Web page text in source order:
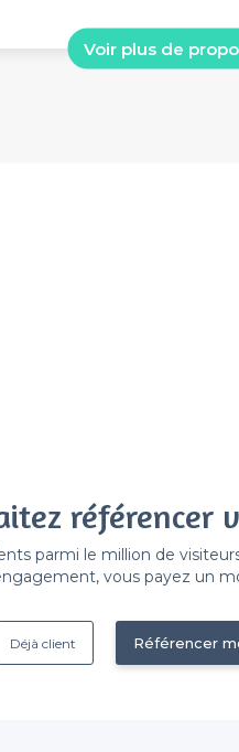
Voir plus de
référencer
parmi le million de
vous payez un
Référencer
Déjà client